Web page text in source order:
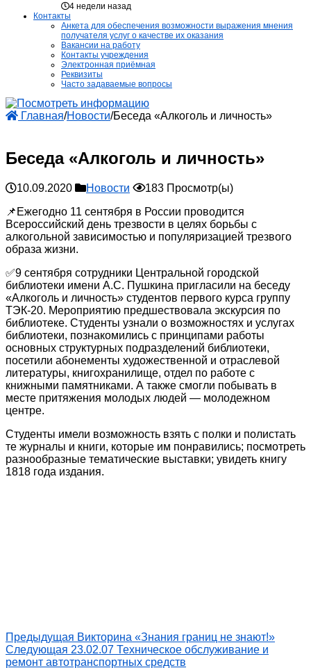
4 недели назад
Контакты
Анкета для обеспечения возможности выражения мнения
получателя услуг о качестве их оказания
Вакансии на работу
Контакты учреждения
Электронная приёмная
Реквизиты
Часто задаваемые вопросы
Главная/Новости/Беседа «Алкоголь и личность»
Беседа «Алкоголь и личность»
10.09.2020 Новости
183 Просмотр(ы)
📌Ежегодно 11 сентября в России проводится
Всероссийский день трезвости в целях борьбы с
алкогольной зависимостью и популяризацией трезвого
образа жизни.
✅9 сентября сотрудники Центральной городской
библиотеки имени А.С. Пушкина пригласили на беседу
«Алкоголь и личность» студентов первого курса группу
ТЭК-20. Мероприятию предшествовала экскурсия по
библиотеке. Студенты узнали о возможностях и услугах
библиотеки, познакомились с принципами работы
основных структурных подразделений библиотеки,
посетили абонементы художественной и отраслевой
литературы, книгохранилище, отдел по работе с
книжными памятниками. А также смогли побывать в
месте притяжения молодых людей — молодежном
центре.
Студенты имели возможность взять с полки и полистать
те журналы и книги, которые им понравились; посмотреть
разнообразные тематические выставки; увидеть книгу
1818 года издания.
Предыдущая Викторина «Знания границ не знают!»
Следующая 23.02.07 Техническое обслуживание и
ремонт автотранспортных средств